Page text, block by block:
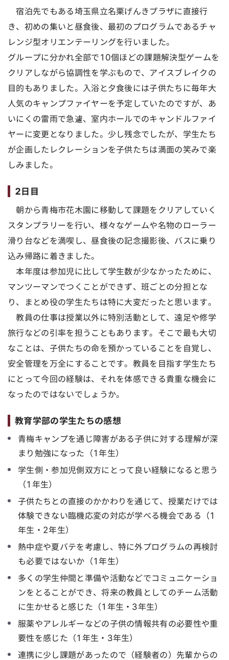
宿泊先でもある埼玉県立名栗げんきプラザに直接行
き、初めの集いと昼食後、最初のプログラムであるチャ
レンジ型オリエンテーリングを行いました。
グループに分かれ全部で10個ほどの課題解決型ゲームを
クリアしながら協調性を学ぶもので、アイスブレイクの
目的もありました。入浴と夕食後には子供たちに毎年大
人気のキャンプファイヤーを予定していたのですが、あ
いにくの雷雨で急遽、室内ホールでのキャンドルファイ
ヤーに変更となりました。少し残念でしたが、学生たち
が企画したレクレーションを子供たちは満面の笑みで楽
しみました。
2日目
朝から青梅市花木園に移動して課題をクリアしていく
スタンプラリーを行い、様々なゲームや名物のローラー
滑り台などを満喫し、昼食後の記念撮影後、バスに乗り
込み帰路に着きました。
本年度は参加児に比して学生数が少なかったために、
マンツーマンでつくことができず、班ごとの分担とな
り、まとめ役の学生たちは特に大変だったと思います。
教員の仕事は授業以外に特別活動として、遠足や修学
旅行などの引率を担うこともあります。そこで最も大切
なことは、子供たちの命を預かっていることを自覚し、
安全管理を万全にすることです。教員を目指す学生たち
にとって今回の経験は、それを体感できる貴重な機会に
なったのではないでしょうか。
教育学部の学生たちの感想
青梅キャンプを通じ障害がある子供に対する理解が深
まり勉強になった（1年生）
学生側・参加児側双方にとって良い経験になると思う
（1年生）
子供たちとの直接のかかわりを通じて、授業だけでは
体験できない臨機応変の対応が学べる機会である（1
年生・2年生）
熱中症や夏バテを考慮し、特に外プログラムの再検討
も必要ではないか（1年生）
多くの学生仲間と準備や活動などでコミュニケーショ
ンをとることができ、将来の教員としてのチーム活動
に生かせると感じた（1年生・3年生）
服薬やアレルギーなどの子供の情報共有の必要性や重
要性を感じた（1年生・3年生）
連携に少し課題があったので（経験者の）先輩からの